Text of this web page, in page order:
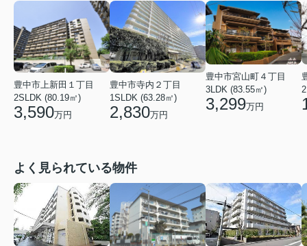
豊中市上新田１丁目
2SLDK (80.19㎡)
3,590万円
豊中市寺内２丁目
1SLDK (63.28㎡)
2,830万円
豊中市宮山町４丁目
3LDK (83.55㎡)
3,299万円
よく見られている物件